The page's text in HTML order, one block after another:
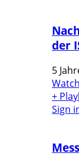
der
5
+
Sign